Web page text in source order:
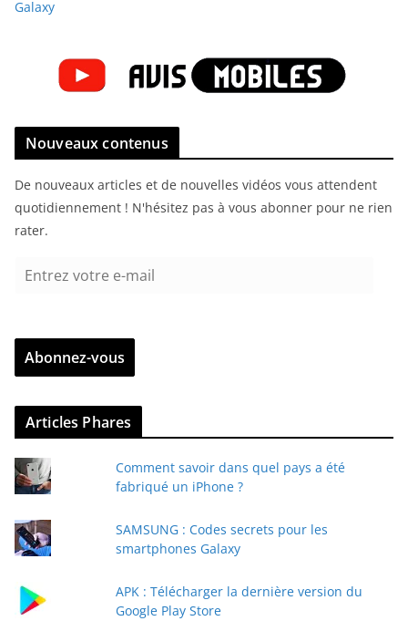
Galaxy
Nouveaux contenus
De nouveaux articles et de nouvelles vidéos vous attendent
quotidiennement ! N'hésitez pas à vous abonner pour ne rien
rater.
r
z
v
r
e
e
-
a
Abonnez-vous
Articles Phares
Comment savoir dans quel pays a été
fabriqué un iPhone ?
SAMSUNG : Codes secrets pour les
smartphones Galaxy
APK : Télécharger la dernière version du
Google Play Store